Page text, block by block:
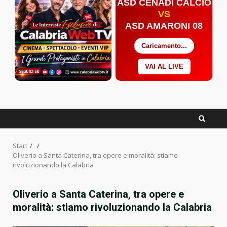
ASD CENADI CALCIO
VS
ASD AMARONI 08
Caricamento...
VAI AL LIVE
Start
Oliverio a Santa Caterina, tra opere e moralità: stiamo
rivoluzionando la Calabria
Oliverio a Santa Caterina, tra opere e
moralità: stiamo rivoluzionando la Calabria